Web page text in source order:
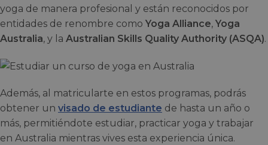
yoga de manera profesional y están reconocidos por
entidades de renombre como Yoga Alliance, Yoga
Australia, y la Australian Skills Quality Authority (ASQA).
Además, al matricularte en estos programas, podrás
obtener un visado de estudiante de hasta un año o
más, permitiéndote estudiar, practicar yoga y trabajar
en Australia mientras vives esta experiencia única.